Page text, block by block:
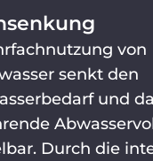
von
senkt den
und
Durch die